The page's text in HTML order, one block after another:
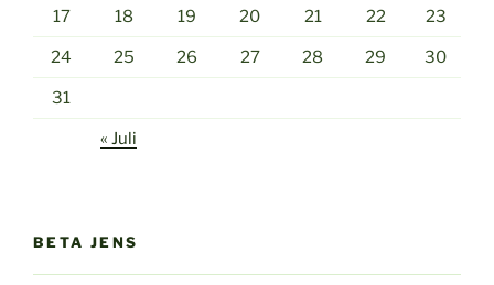
17 18 19 20 21 22 23
24 25 26 27 28 29 30
31
« Juli
BETA JENS